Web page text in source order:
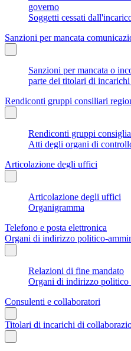
governo
Soggetti cessati
Sanzioni per mancata
Sanzioni per mancata o
parte dei titolari di
Rendiconti gruppi consiliari
Rendiconti gruppi
Atti degli organi di
Articolazione degli uffici
Articolazione degli uffici
Organigramma
Telefono e posta elettronica
Organi di indirizzo politico-
Relazioni di fine mandato
Organi di indirizzo politico
Consulenti e collaboratori
Titolari di incarichi di